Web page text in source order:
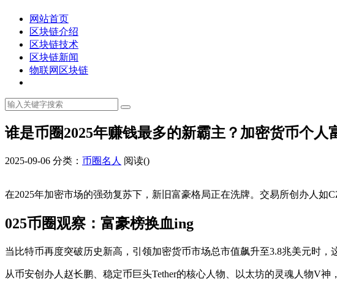
网站首页
区块链介绍
区块链技术
区块链新闻
物联网区块链
谁是币圈2025年赚钱最多的新霸主？加密货币个人
2025-09-06 分类： 币圈名人 阅读()
在2025年加密市场的强劲复苏下，新旧富豪格局正在洗牌。交易所创办人如
025币圈观察：富豪榜换血ing
当比特币再度突破历史新高，引领加密货币市场总市值飙升至3.8兆美元时，
从币安创办人赵长鹏、稳定币巨头Tether的核心人物、以太坊的灵魂人物V